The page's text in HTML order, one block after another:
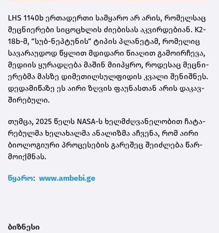
LHS 1140b ერ­თა­დერ­თი სამ­ყა­რო არ არის, რო­მელ­საც
მეც­ნი­ე­რე­ბი სი­ცო­ცხლის ძი­ე­ბი­სას აკ­ვირ­დე­ბი­ან. K2-
18b-მ, “სუბ-ნეპ­ტუ­ნის“ ტი­პის პლა­ნე­ტამ, რო­მე­ლიც
სა­ვა­რა­უ­დოდ წყლით მდი­და­რი წი­ა­ღით გა­მო­ირ­ჩე­ვა,
მე­დი­ის ყუ­რა­დღე­ბა მა­შინ მი­ი­პყრო, რო­დე­საც მეც­ნი­
ე­რებ­მა მას­ზე დი­მე­თილ­სულ­ფი­დის კვა­ლი შე­ნიშ­ნეს.
დე­და­მი­წა­ზე ეს აირი ზღვის ფა­უ­ნას­თან არის და­კავ­
ში­რე­ბუ­ლი.
თუმ­ცა, 2025 წელს NASA-ს ხელ­მძღვა­ნე­ლო­ბით ჩა­ტა­
რე­ბულ­მა ხე­ლა­ხალ­მა ანა­ლიზ­მა აჩ­ვე­ნა, რომ აირი
ბი­ო­ლო­გი­უ­რი პრო­ცე­სე­ბის გა­რე­შეც შე­იძ­ლე­ბა წარ­
მო­იქ­მნას.
წყა­რო: www.ambebi.ge
ბიზნესი